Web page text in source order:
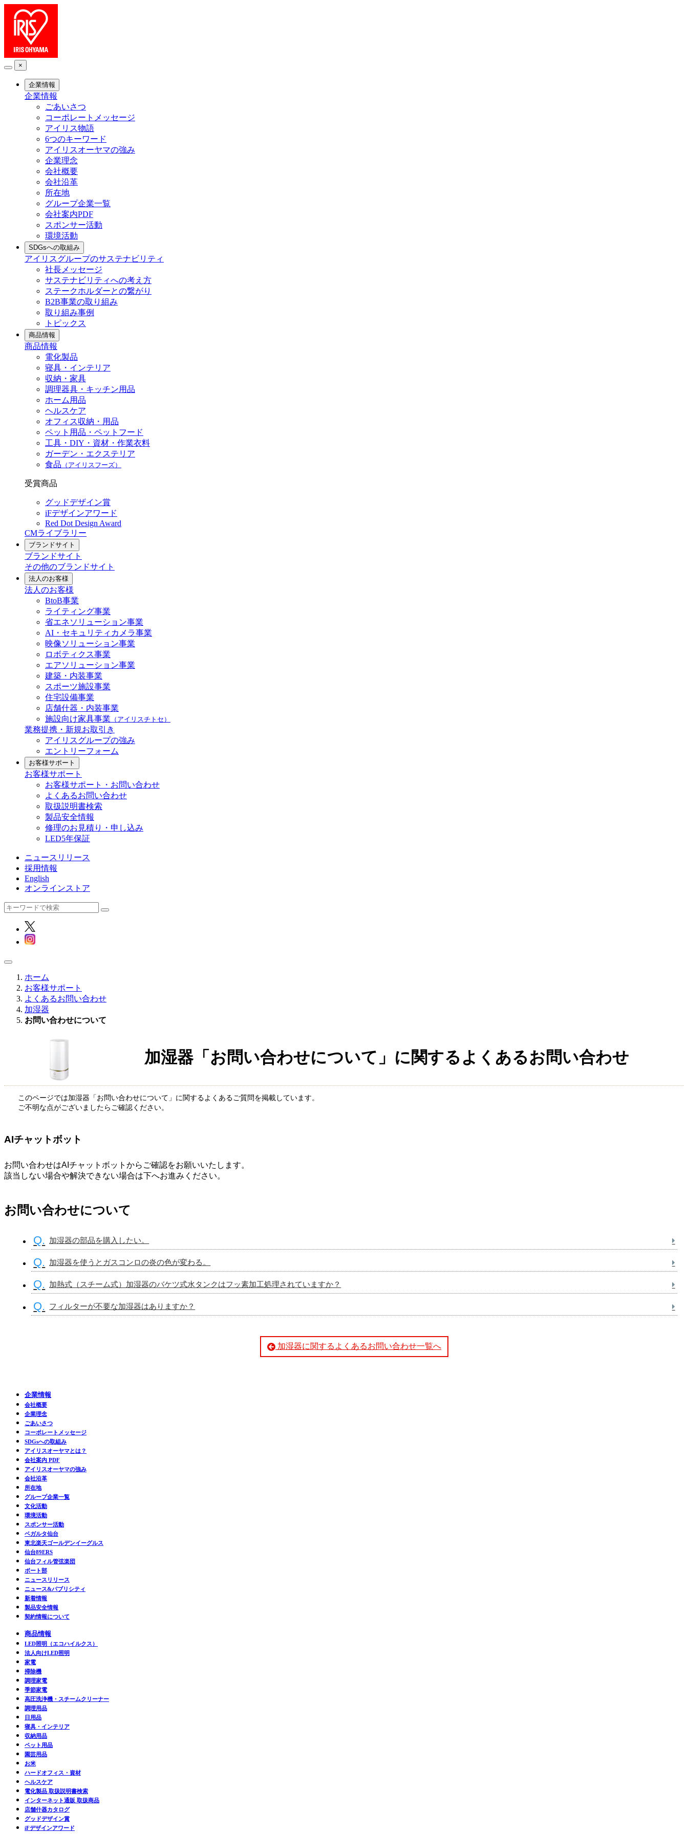
×
企業情報
企業情報
ごあいさつ
コーポレートメッセージ
アイリス物語
6つのキーワード
アイリスオーヤマの強み
企業理念
会社概要
会社沿革
所在地
グループ企業一覧
会社案内PDF
スポンサー活動
環境活動
SDGsへの取組み
アイリスグループのサステナビリティ
社長メッセージ
サステナビリティへの考え方
ステークホルダーとの繋がり
B2B事業の取り組み
取り組み事例
トピックス
商品情報
商品情報
電化製品
寝具・インテリア
収納・家具
調理器具・キッチン用品
ホーム用品
ヘルスケア
オフィス収納・用品
ペット用品・ペットフード
工具・DIY・資材・作業衣料
ガーデン・エクステリア
食品 （アイリスフーズ）
受賞商品
グッドデザイン賞
iFデザインアワード
Red Dot Design Award
CMライブラリー
ブランドサイト
ブランドサイト
その他のブランドサイト
法人のお客様
法人のお客様
BtoB事業
ライティング事業
省エネソリューション事業
AI・セキュリティカメラ事業
映像ソリューション事業
ロボティクス事業
エアソリューション事業
建築・内装事業
スポーツ施設事業
住宅設備事業
店舗什器・内装事業
施設向け家具事業 （アイリスチトセ）
業務提携・新規お取引き
アイリスグループの強み
エントリーフォーム
お客様サポート
お客様サポート
お客様サポート・お問い合わせ
よくあるお問い合わせ
取扱説明書検索
製品安全情報
修理のお見積り・申し込み
LED5年保証
ニュースリリース
採用情報
English
オンラインストア
ホーム
お客様サポート
よくあるお問い合わせ
加湿器
お問い合わせについて
加湿器「お問い合わせについて」に関するよくあるお問い合わせ
このページでは加湿器「お問い合わせについて」に関するよくあるご質問を掲載しています。
ご不明な点がございましたらご確認ください。
AIチャットボット
お問い合わせはAIチャットボットからご確認をお願いいたします。
該当しない場合や解決できない場合は下へお進みください。
お問い合わせについて
Q. 加湿器の部品を購入したい。
Q. 加湿器を使うとガスコンロの炎の色が変わる。
Q. 加熱式（スチーム式）加湿器のバケツ式水タンクはフッ素加工処理されていますか？
Q. フィルターが不要な加湿器はありますか？
加湿器に関するよくあるお問い合わせ一覧へ
企業情報
会社概要
企業理念
ごあいさつ
コーポレートメッセージ
SDGsへの取組み
アイリスオーヤマとは？
会社案内 PDF
アイリスオーヤマの強み
会社沿革
所在地
グループ企業一覧
文化活動
環境活動
スポンサー活動
ベガルタ仙台
東北楽天ゴールデンイーグルス
仙台89ERS
仙台フィル管弦楽団
ボート部
ニュースリリース
ニュース&パブリシティ
新着情報
製品安全情報
契約情報について
商品情報
LED照明（エコハイルクス）
法人向けLED照明
家電
掃除機
調理家電
季節家電
高圧洗浄機・スチームクリーナー
調理用品
日用品
寝具・インテリア
収納用品
ペット用品
園芸用品
お米
ハードオフィス・資材
ヘルスケア
電化製品 取扱説明書検索
インターネット通販 取扱商品
店舗什器カタログ
グッドデザイン賞
iFデザインアワード